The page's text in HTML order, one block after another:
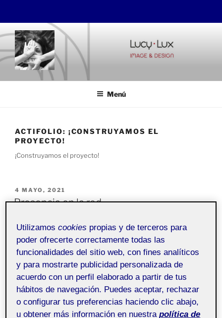
Saltar
al
contenido
LUCYLUX
Image&Design
Menú
ACTIFOLIO: ¡CONSTRUYAMOS EL
PROYECTO!
¡Construyamos el proyecto!
PUBLICADO
EL
4 MAYO, 2021
Presencia en la red
Recursos y
aula 1
Pública
Utilizamoscookies propias y de terceros para
poder ofrecerte correctamente todas las
funcionalidades del sitio web, con fines analíticos
y para mostrarte publicidad personalizada de
acuerdo con un perfil elaborado a partir de tus
hábitos de navegación. Puedes aceptar, rechazar
o configurar tus preferencias haciendo clic abajo,
u obtener más información en nuestra política de